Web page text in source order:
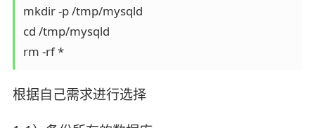
mkdir -p /tmp/mysqld
cd /tmp/mysqld
rm -rf *
根据自己需求进行选择